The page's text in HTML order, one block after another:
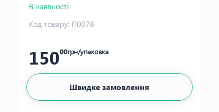
В наявності
Код товару: П0078
15000грн/упаковка
Швидке замовлення